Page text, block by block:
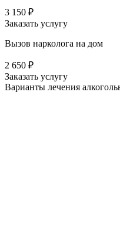
3 150 ₽
Заказать услугу
Вызов нарколога на дом
2 650 ₽
Заказать услугу
Варианты лечения